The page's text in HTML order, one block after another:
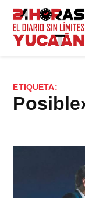
Saltar
contenido
ETIQUETA: